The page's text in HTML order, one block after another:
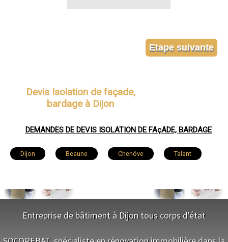
Devis Isolation de façade,
bardage à Dijon
DEMANDES DE DEVIS ISOLATION DE FAçADE, BARDAGE
Dijon Beaune Chenôve Talant
Fontaine-lès-Dijon Auxonne
Saint-Apollinaire Châtillon-sur-Seine
Entreprise de bâtiment à Dijon tous corps d'état